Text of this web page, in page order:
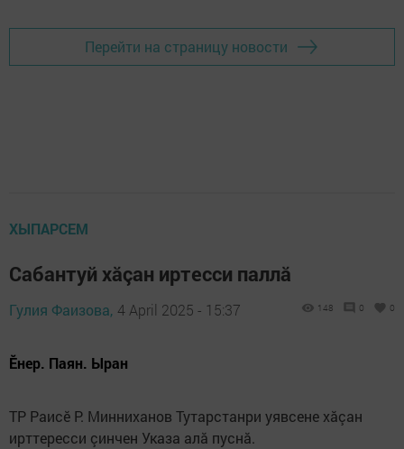
Перейти на страницу новости
ХЫПАРСЕМ
Сабантуй хăçан иртесси паллă
Гулия Фаизова, 4 April 2025 - 15:37 148 0 0
Ӗнер. Паян. Ыран
ТР Раисӗ Р. Минниханов Тутарстанри уявсене хăçан
ирттересси çинчен Указа алă пуснă.